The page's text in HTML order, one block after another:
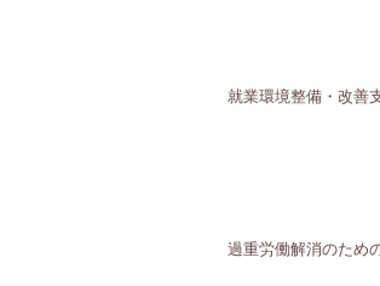
就業環境整備・改善
過重労働解消のため